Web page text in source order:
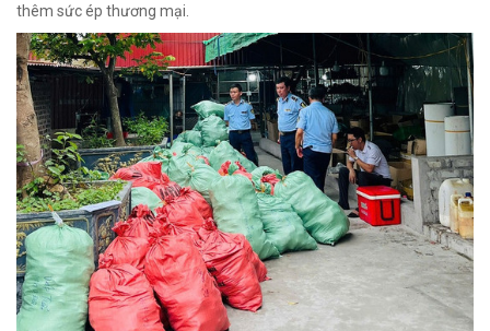
thêm sức ép thương mại.